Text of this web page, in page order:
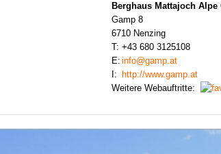
Berghaus Mattajoch Alpe
Gamp 8
6710 Nenzing
T: +43 680 3125108
E: info@gamp.at
I:
http://www.gamp.at
Weitere Webauftritte: